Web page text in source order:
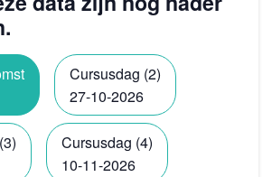
Cursusdag (2)
27-10-2026
Cursusdag (4)
10-11-2026